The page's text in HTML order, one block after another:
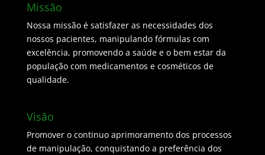
Missão
Nossa missão é satisfazer as necessidades dos
nossos pacientes, manipulando fórmulas com
excelência, promovendo a saúde e o bem estar da
população com medicamentos e cosméticos de
qualidade.
Visão
Promover o continuo aprimoramento dos processos
de manipulação, conquistando a preferência dos